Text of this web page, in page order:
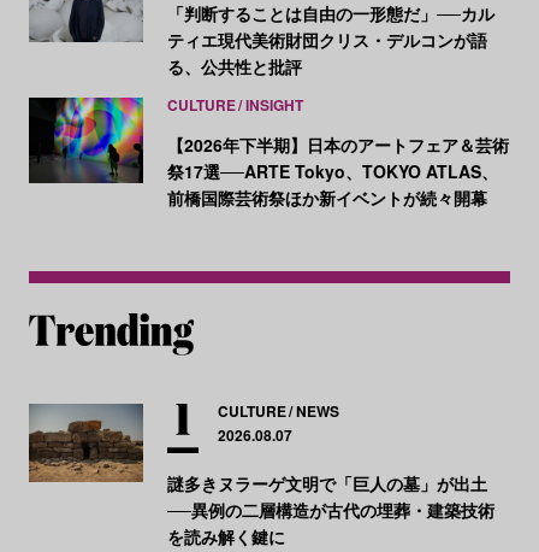
「判断することは自由の一形態だ」──カル
ティエ現代美術財団クリス・デルコンが語
る、公共性と批評
CULTURE INSIGHT
【2026年下半期】日本のアートフェア＆芸術
祭17選──ARTE Tokyo、TOKYO ATLAS、
前橋国際芸術祭ほか新イベントが続々開幕
CULTURE NEWS
2026.08.07
謎多きヌラーゲ文明で「巨人の墓」が出土
──異例の二層構造が古代の埋葬・建築技術
を読み解く鍵に